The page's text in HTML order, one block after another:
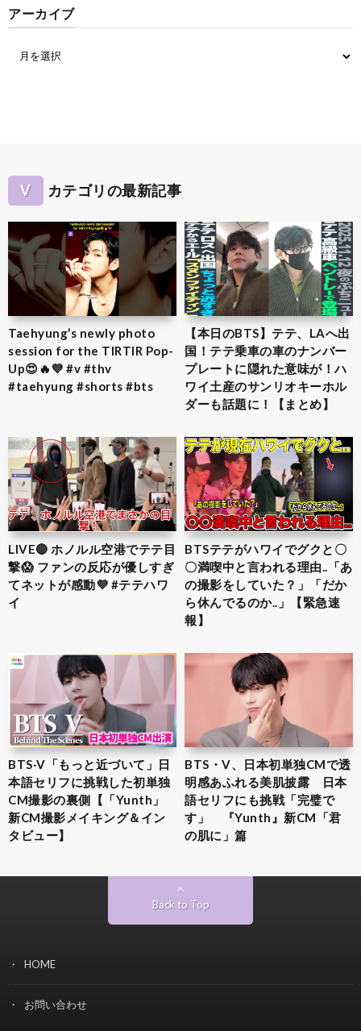
アーカイブ
V カテゴリの最新記事
Taehyung’s newly photo
session for the TIRTIR Pop-
Up😍🔥💜 #v #thv
#taehyung #shorts #bts
【本日のBTS】テテ、LAへ出
国！テテ乗車の車のナンバー
プレートに隠れた意味が！ハ
ワイ土産のサンリオキーホル
ダーも話題に！【まとめ】
LIVE🔴 ホノルル空港でテテ目
撃😱 ファンの反応が優しすぎ
てネットが感動💜 #テテハワ
イ
BTSテテがハワイでグクと〇
〇満喫中と言われる理由..「あ
の撮影をしていた？」「だか
ら休んでるのか..」【緊急速
報】
BTS‧V「もっと近づいて」日
本語セリフに挑戦した初単独
CM撮影の裏側【「Yunth」
新CM撮影メイキング＆イン
タビュー】
BTS・V、日本初単独CMで透
明感あふれる美肌披露 日本
語セリフにも挑戦「完璧で
す」 『Yunth』新CM「君
の肌に」篇
Back to Top
HOME
お問い合わせ